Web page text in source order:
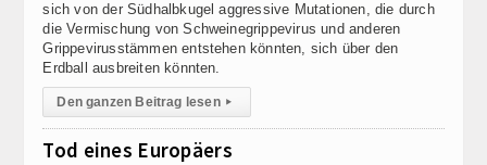
sich von der Südhalbkugel aggressive Mutationen, die durch
die Vermischung von Schweinegrippevirus und anderen
Grippevirusstämmen entstehen könnten, sich über den
Erdball ausbreiten könnten.
Den ganzen Beitrag lesen ▸
Tod eines Europäers